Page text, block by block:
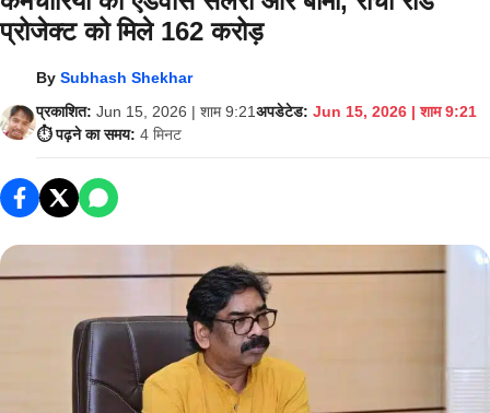
प्रोजेक्ट को मिले 162 करोड़
By Subhash Shekhar
प्रकाशित: Jun 15, 2026 | शाम 9:21अपडेटेड: Jun 15, 2026 | शाम 9:21
⏱️ पढ़ने का समय: 4 मिनट